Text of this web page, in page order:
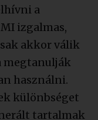
a
izgalmas,
akkor válik
megtanulják
használni.
különbséget
tartalmak